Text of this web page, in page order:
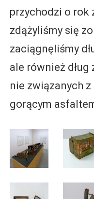
przychodzi o rok
zdążyliśmy się
zaciągnęliśmy
ale również dług
nie związanych
gorącym